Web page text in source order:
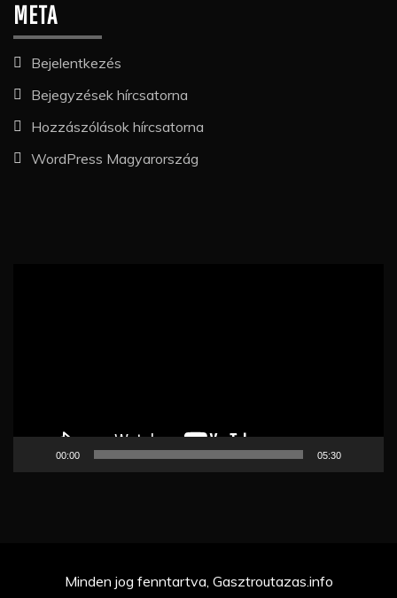
META
Bejelentkezés
Bejegyzések hírcsatorna
Hozzászólások hírcsatorna
WordPress Magyarország
00:00 05:30
Minden jog fenntartva, Gasztroutazas.info